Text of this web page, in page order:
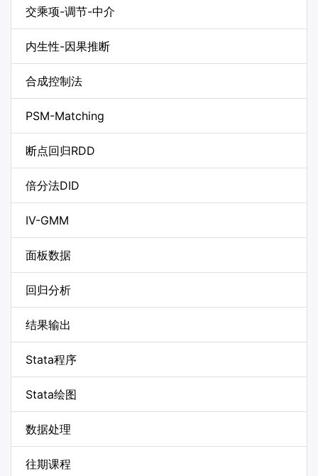
交乘项-调节-中介
内生性-因果推断
合成控制法
PSM-Matching
断点回归RDD
倍分法DID
IV-GMM
面板数据
回归分析
结果输出
Stata程序
Stata绘图
数据处理
往期课程